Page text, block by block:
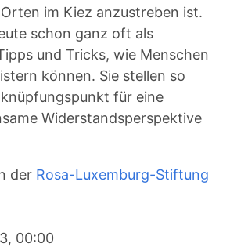
im Kiez anzustreben ist.
schon ganz oft als
und Tricks, wie Menschen
können. Sie stellen so
für eine
Widerstandsperspektive
der Rosa-Luxemburg-Stiftung
00:00